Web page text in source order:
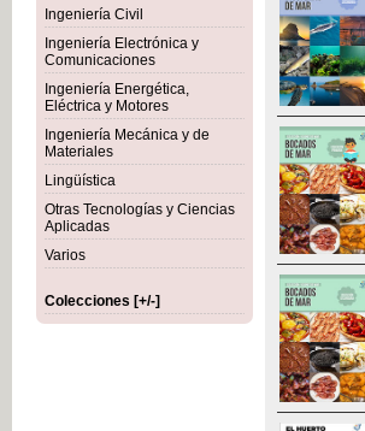
Ingeniería Civil
Ingeniería Electrónica y
Comunicaciones
Ingeniería Energética,
Eléctrica y Motores
Ingeniería Mecánica y de
Materiales
Lingüística
Otras Tecnologías y Ciencias
Aplicadas
Varios
Colecciones [+/-]